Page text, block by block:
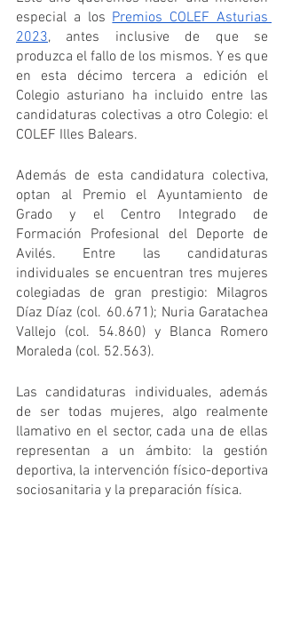
especial a los Premios COLEF Asturias
2023, antes inclusive de que se
produzca el fallo de los mismos. Y es que
en esta décimo tercera a edición el
Colegio asturiano ha incluido entre las
candidaturas colectivas a otro Colegio: el
COLEF Illes Balears.
Además de esta candidatura colectiva,
optan al Premio el Ayuntamiento de
Grado y el Centro Integrado de
Formación Profesional del Deporte de
Avilés. Entre las candidaturas
individuales se encuentran tres mujeres
colegiadas de gran prestigio: Milagros
Díaz Díaz (col. 60.671); Nuria Garatachea
Vallejo (col. 54.860) y Blanca Romero
Moraleda (col. 52.563).
Las candidaturas individuales, además
de ser todas mujeres, algo realmente
llamativo en el sector, cada una de ellas
representan a un ámbito: la gestión
deportiva, la intervención físico-deportiva
sociosanitaria y la preparación física.